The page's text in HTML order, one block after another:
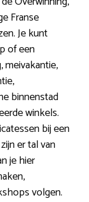
Franse
Je kunt
of een
meivakantie,
binnenstad
winkels.
bij een
er tal van
je hier
volgen.